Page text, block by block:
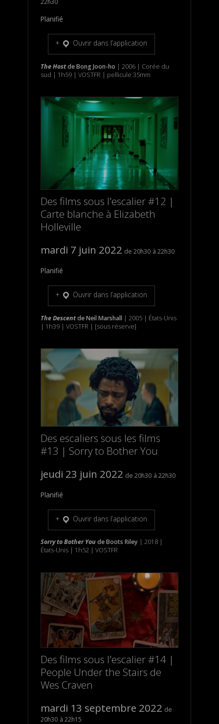
22h30
Planifié
Ouvrir dans l’application
The HostdeBong Joon-ho | 2006 | Corée du
sud | 1h59 | VOSTFR | pellicule 35mm
Des films sous l'escalier #12 |
Carte blanche à Elizabeth
Holleville
mardi 7 juin 2022
20h30 22h30
Planifié
Ouvrir dans l’application
The DescentdeNeil Marshall| 2005 | États-Unis
| 1h39 | VOSTFR | [sous réserve]
Des escaliers sous les films
#13 | Sorry to Bother You
jeudi 23 juin 2022
20h30 22h30
Planifié
Ouvrir dans l’application
Sorry to Bother YoudeBoots Riley| 2018 |
États-Unis | 1h52 | VOSTFR
Des films sous l'escalier #14 |
People Under the Stairs de
Wes Craven
mardi 13 septembre 2022
20h30 22h15